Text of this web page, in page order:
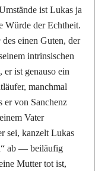
ist Lukas ja
Würde der Echtheit.
des einen Guten, der
intrinsischen
ist genauso ein
manchmal
er von Sanchenz
Vater
sei, kanzelt Lukas
ab — beiläufig
Mutter tot ist,